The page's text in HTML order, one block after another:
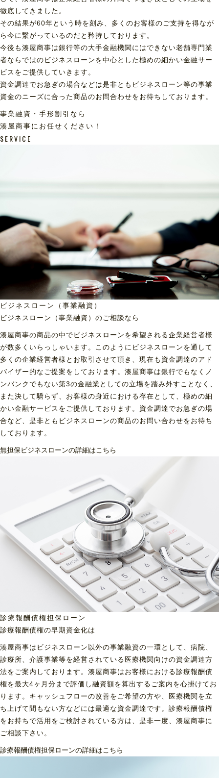
徹底してきました。
その結果が60年という時を刻み、多くのお客様のご支持を得なが
ら今に繋がっているのだと矜持しております。
今後も湊屋商事は銀行等の大手金融機関にはできない老舗専門業
者ならではのビジネスローンを中心とした極めの細かい金融サー
ビスをご提供していきます。
資金調達でお急ぎの場合などは是非ともビジネスローン等の事業
資金のニーズに合った商品のお問合わせをお待ちしております。
事業融資・手形割引なら
湊屋商事にお任せください！
SERVICE
ビジネスローン（事業融資）
ビジネスローン（事業融資）のご相談なら
湊屋商事の商品の中でビジネスローンを希望される企業経営者様
が数多くいらっしゃいます。このようにビジネスローンを通して
多くの企業経営者様とお取引させて頂き、現在も資金調達のアド
バイザー的なご提案をしております。湊屋商事は銀行でもなくノ
ンバンクでもない第3の金融業としての立場を踏み外すことなく、
また決して驕らず、お客様の身近における存在として、極めの細
かい金融サービスをご提供しております。資金調達でお急ぎの場
合など、是非ともビジネスローンの商品のお問い合わせをお待ち
しております。
無担保ビジネスローンの詳細はこちら
診療報酬債権担保ローン
診療報酬債権の早期資金化は
湊屋商事はビジネスローン以外の事業融資の一環として、病院、
診療所、介護事業等を経営されている医療機関向けの資金調達方
法をご案内しております。湊屋商事はお客様における診療報酬債
権を最大4ヶ月分まで評価し融資額を算出するご案内を心掛けてお
ります。キャッシュフローの改善をご希望の方や、医療機関を立
ち上げて間もない方などには最適な資金調達です。診療報酬債権
をお持ちで活用をご検討されている方は、是非一度、湊屋商事に
ご相談下さい。
診療報酬債権担保ローンの詳細はこちら